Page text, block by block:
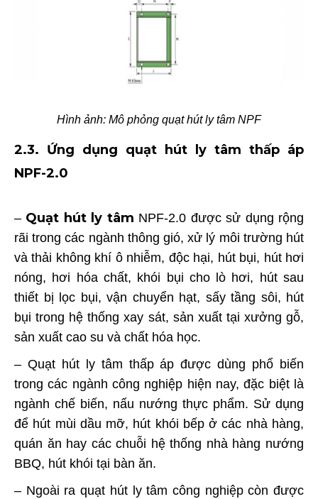
Hình ảnh: Mô phỏng quạt hút ly tâm NPF
2.3. Ứng dụng quạt hút ly tâm thấp áp
NPF-2.0
– Quạt hút ly tâm NPF-2.0 được sử dụng rộng
rãi trong các ngành thông gió, xử lý môi trường hút
và thải không khí ô nhiễm, độc hại, hút bụi, hút hơi
nóng, hơi hóa chất, khói bụi cho lò hơi, hút sau
thiết bị lọc bụi, vận chuyển hạt, sấy tầng sôi, hút
bụi trong hệ thống xay sát, sản xuất tại xưởng gỗ,
sản xuất cao su và chất hóa học.
– Quạt hút ly tâm thấp áp được dùng phổ biến
trong các ngành công nghiệp hiện nay, đặc biệt là
ngành chế biến, nấu nướng thực phẩm. Sử dụng
để hút mùi dầu mỡ, hút khói bếp ở các nhà hàng,
quán ăn hay các chuỗi hệ thống nhà hàng nướng
BBQ, hút khói tại bàn ăn.
– Ngoài ra quạt hút ly tâm công nghiệp còn được